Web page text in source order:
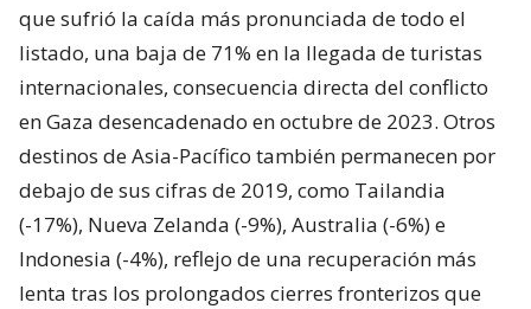
que sufrió la caída más pronunciada de todo el
listado, una baja de 71% en la llegada de turistas
internacionales, consecuencia directa del conflicto
en Gaza desencadenado en octubre de 2023. Otros
destinos de Asia-Pacífico también permanecen por
debajo de sus cifras de 2019, como Tailandia
(-17%), Nueva Zelanda (-9%), Australia (-6%) e
Indonesia (-4%), reflejo de una recuperación más
lenta tras los prolongados cierres fronterizos que